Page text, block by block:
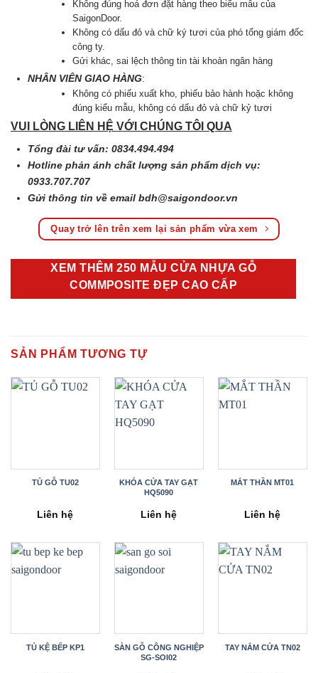
Không đúng hoá đơn đặt hàng theo biểu mẫu của
SaigonDoor.
Không có dấu đỏ và chữ ký tươi của phó tổng giám đốc
công ty.
Gửi khác, sai lệch thông tin tài khoản ngân hàng
NHÂN VIÊN GIAO HÀNG:
Không có phiếu xuất kho, phiếu bảo hành hoặc không
đúng kiểu mẫu, không có dấu đỏ và chữ kỷ tươi
VUI LÒNG LIÊN HỆ VỚI CHÚNG TÔI QUA
Tổng đài tư vấn: 0834.494.494
Hotline phản ánh chất lượng sản phẩm dịch vụ:
0933.707.707
Gửi thông tin về emailbdh@saigondoor.vn
Quay trở lên trên xem lại sản phẩm vừa xem
XEM THÊM 250 MẪU CỬA NHỰA GỖ
COMMPOSITE ĐẸP CAO CẤP
SẢN PHẨM TƯƠNG TỰ
TỦ GỖ TU02
Liên hệ
KHÓA CỬA TAY GẠT
HQ5090
Liên hệ
MẮT THẦN MT01
Liên hệ
TỦ KỆ BẾP KP1
SÀN GỖ CÔNG NGHIỆP
SG-SOI02
TAY NẮM CỬA TN02